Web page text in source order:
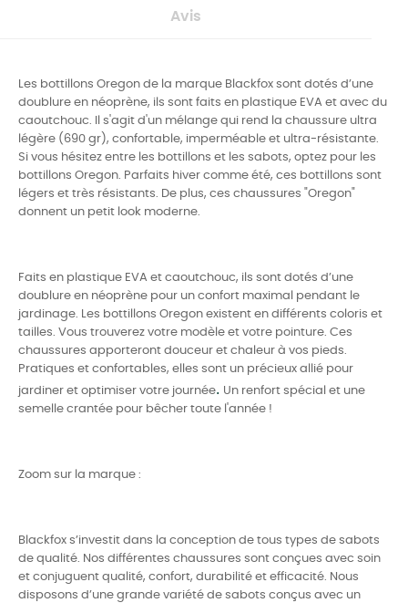
Avis
Les bottillons Oregon de la marque Blackfox sont dotés d’une
doublure en néoprène, ils sont faits en plastique EVA et avec du
caoutchouc. Il s'agit d'un mélange qui rend la chaussure ultra
légère (690 gr), confortable, imperméable et ultra-résistante.
Si vous hésitez entre les bottillons et les sabots, optez pour les
bottillons Oregon. Parfaits hiver comme été, ces bottillons sont
légers et très résistants. De plus, ces chaussures "Oregon"
donnent un petit look moderne.
Faits en plastique EVA et caoutchouc, ils sont dotés d’une
doublure en néoprène pour un confort maximal pendant le
jardinage. Les bottillons Oregon existent en différents coloris et
tailles. Vous trouverez votre modèle et votre pointure. Ces
chaussures apporteront douceur et chaleur à vos pieds.
Pratiques et confortables, elles sont un précieux allié pour
jardiner et optimiser votre journée. Un renfort spécial et une
semelle crantée pour bêcher toute l'année !
Zoom sur la marque :
Blackfox s’investit dans la conception de tous types de sabots
de qualité. Nos différentes chaussures sont conçues avec soin
et conjuguent qualité, confort, durabilité et efficacité. Nous
disposons d’une grande variété de sabots conçus avec un